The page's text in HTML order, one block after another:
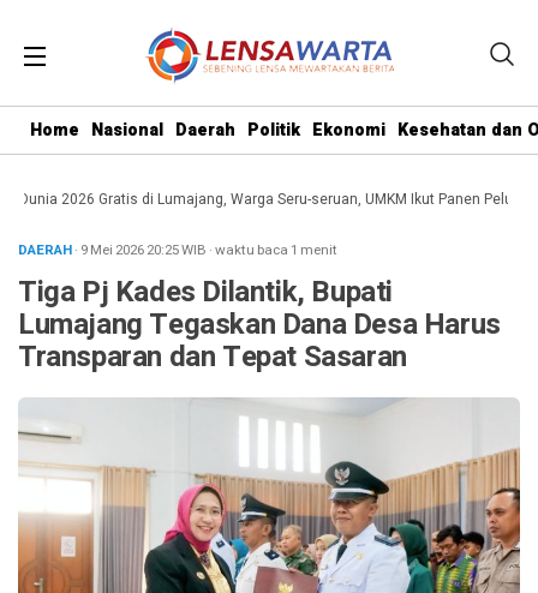
Home Nasional Daerah Politik Ekonomi Kesehatan dan
2026 Gratis di Lumajang, Warga Seru-seruan, UMKM Ikut Panen Peluang
DAERAH· 9 Mei 202620:25WIB ·waktu baca 1 menit
Tiga Pj Kades Dilantik, Bupati
Lumajang Tegaskan Dana Desa Harus
Transparan dan Tepat Sasaran